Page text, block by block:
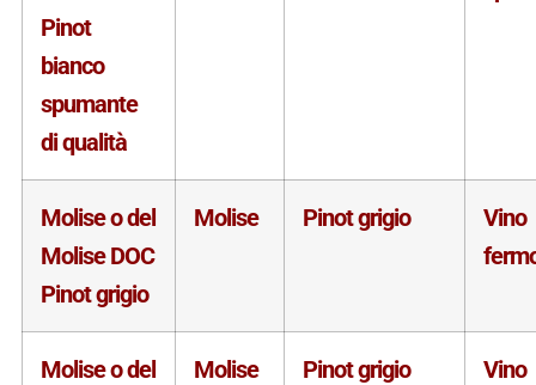
Pinot
bianco
spumante
di qualità
Molise o del
Molise DOC
Pinot grigio
Molise Pinot grigio
Vino
Molise o del
Molise Pinot grigio
Vino